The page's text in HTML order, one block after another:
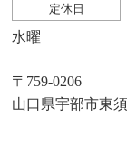
定休日
水曜
〒759-0206
山口県宇部市東